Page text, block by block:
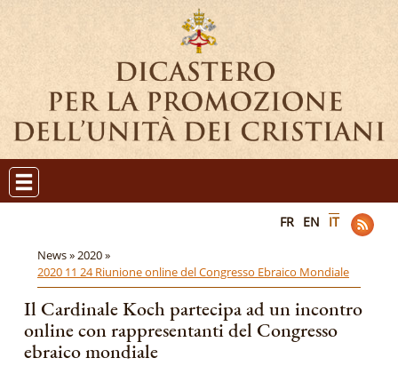
FR EN IT
News »2020 »
2020 11 24 Riunione online del Congresso Ebraico Mondiale
Il Cardinale Koch partecipa ad un incontro
online con rappresentanti del Congresso
ebraico mondiale